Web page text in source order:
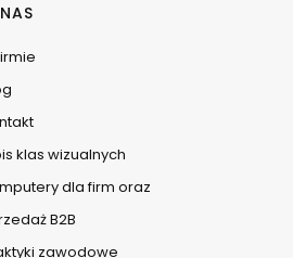
klas wizualnych
dla firm oraz
B2B
zawodowe